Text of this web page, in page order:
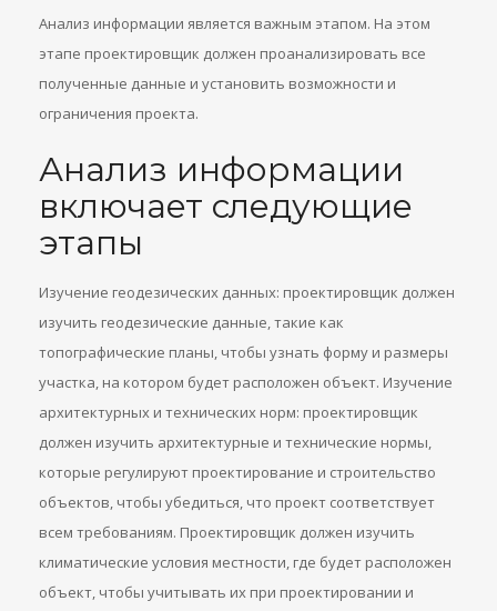
Анализ информации является важным этапом. На этом
этапе проектировщик должен проанализировать все
полученные данные и установить возможности и
ограничения проекта.
Анализ информации
включает следующие
этапы
Изучение геодезических данных: проектировщик должен
изучить геодезические данные, такие как
топографические планы, чтобы узнать форму и размеры
участка, на котором будет расположен объект. Изучение
архитектурных и технических норм: проектировщик
должен изучить архитектурные и технические нормы,
которые регулируют проектирование и строительство
объектов, чтобы убедиться, что проект соответствует
всем требованиям. Проектировщик должен изучить
климатические условия местности, где будет расположен
объект, чтобы учитывать их при проектировании и